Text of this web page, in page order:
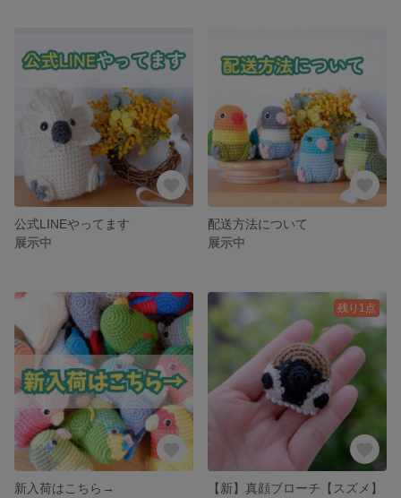
公式LINEやってます
展示中
配送方法について
展示中
新入荷はこちら→
残り1点
【新】真顔ブローチ【スズメ】